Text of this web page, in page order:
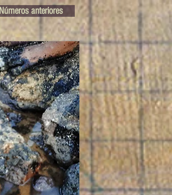
Números anteriores